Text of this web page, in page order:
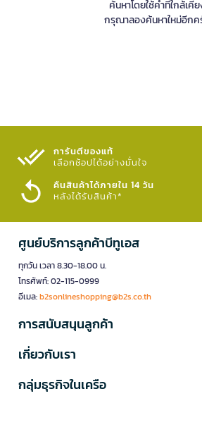
ค้นหาโดยใช้คำที่ใกล้เคี
กรุณาลองค้นหาใหม่อีกค
การันตีของแท้
เลือกช้อปได้อย่างมั่นใจ​
คืนสินค้าได้ภายใน 14 วัน
หลังได้รับสินค้า*
ศูนย์บริการลูกค้าบีทูเอส
ทุกวัน เวลา 8.30-18.00 น.
โทรศัพท์: 02-115-0999
อีเมล:b2sonlineshopping@b2s.co.th
การสนับสนุนลูกค้า
เกี่ยวกับเรา
กลุ่มธุรกิจในเครือ